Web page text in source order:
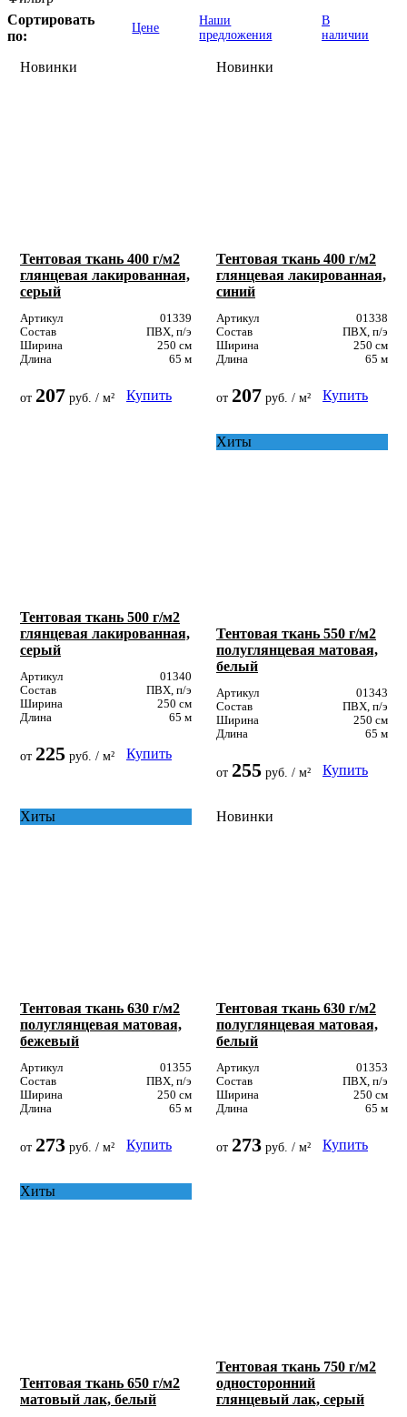
Сортировать
по:
Цене
Наши
предложения
В
наличии
Новинки
Тентовая ткань 400 г/м2
глянцевая лакированная,
серый
Артикул
01339
Состав
ПВХ, п/э
Ширина
250 см
Длина
65 м
от 207 руб. / м² Купить
Новинки
Тентовая ткань 400 г/м2
глянцевая лакированная,
синий
Артикул
01338
Состав
ПВХ, п/э
Ширина
250 см
Длина
65 м
от 207 руб. / м² Купить
Тентовая ткань 500 г/м2
глянцевая лакированная,
серый
Артикул
01340
Состав
ПВХ, п/э
Ширина
250 см
Длина
65 м
от 225 руб. / м² Купить
Хиты
Тентовая ткань 550 г/м2
полуглянцевая матовая,
белый
Артикул
01343
Состав
ПВХ, п/э
Ширина
250 см
Длина
65 м
от 255 руб. / м² Купить
Хиты
Тентовая ткань 630 г/м2
полуглянцевая матовая,
бежевый
Артикул
01355
Состав
ПВХ, п/э
Ширина
250 см
Длина
65 м
от 273 руб. / м² Купить
Новинки
Тентовая ткань 630 г/м2
полуглянцевая матовая,
белый
Артикул
01353
Состав
ПВХ, п/э
Ширина
250 см
Длина
65 м
от 273 руб. / м² Купить
Хиты
Тентовая ткань 650 г/м2
матовый лак, белый
Тентовая ткань 750 г/м2
односторонний
глянцевый лак, серый